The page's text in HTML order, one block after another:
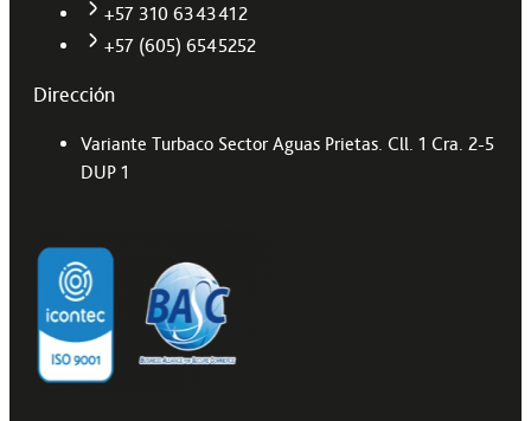
+57 310 6343412
+57 (605) 6545252
Dirección
Variante Turbaco Sector Aguas Prietas. Cll. 1 Cra. 2-5
DUP 1